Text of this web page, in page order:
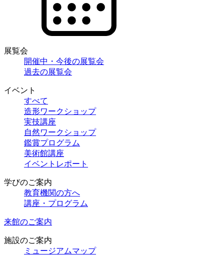
展覧会
開催中・今後の展覧会
過去の展覧会
イベント
すべて
造形ワークショップ
実技講座
自然ワークショップ
鑑賞プログラム
美術館講座
イベントレポート
学びのご案内
教育機関の方へ
講座・プログラム
来館のご案内
施設のご案内
ミュージアムマップ